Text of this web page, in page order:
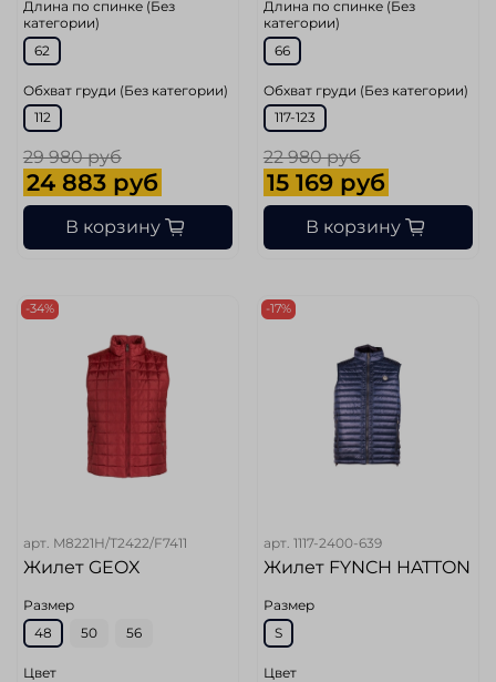
Длина по спинке (Без
категории)
62
Обхват груди (Без категории)
112
29 980 руб
24 883 руб
В корзину
Длина по спинке (Без
категории)
66
Обхват груди (Без категории)
117-123
22 980 руб
15 169 руб
В корзину
-34%
арт. M8221H/T2422/F7411
Жилет GEOX
Размер
48
50 56
Цвет
-17%
арт. 1117-2400-639
Жилет FYNCH HATTON
Размер
S
Цвет